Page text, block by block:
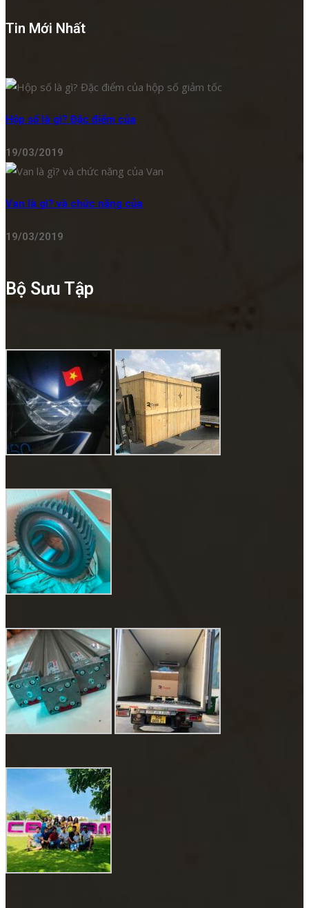
Tin Mới Nhất
Hộp số là gì? Đặc điểm của
19/03/2019
Van là gì? và chức năng của
19/03/2019
Bộ Sưu Tập